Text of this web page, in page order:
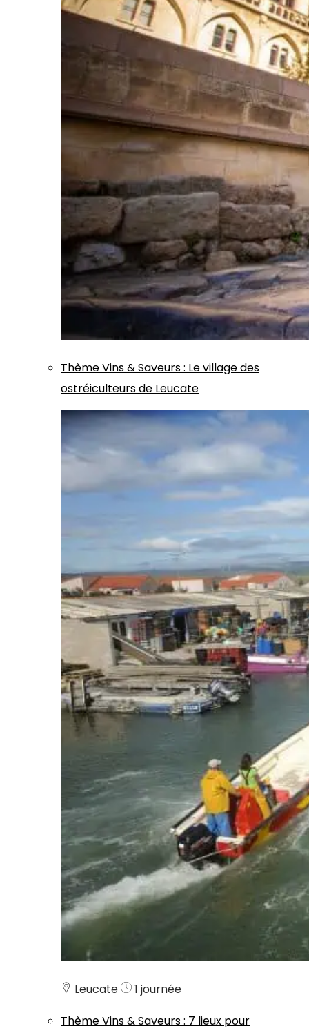
ThèmeVins & Saveurs: Le village des
ostréiculteurs de Leucate
Leucate
1 journée
ThèmeVins & Saveurs: 7 lieux pour